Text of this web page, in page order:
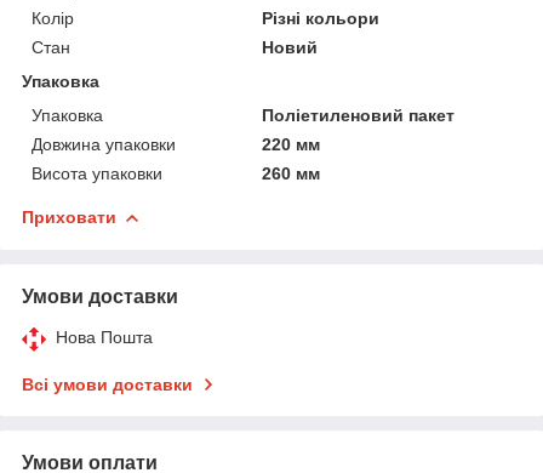
Колір
Різні кольори
Стан
Новий
Упаковка
Упаковка
Поліетиленовий пакет
Довжина упаковки
220 мм
Висота упаковки
260 мм
Приховати
Умови доставки
Нова Пошта
Всі умови доставки
Умови оплати